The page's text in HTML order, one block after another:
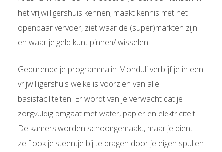
het vrijwilligershuis kennen, maakt kennis met het
openbaar vervoer, ziet waar de (super)markten zijn
en waar je geld kunt pinnen/ wisselen.
Gedurende je programma in Monduli verblijf je in een
vrijwilligershuis welke is voorzien van alle
basisfaciliteiten. Er wordt van je verwacht dat je
zorgvuldig omgaat met water, papier en elektriciteit.
De kamers worden schoongemaakt, maar je dient
zelf ook je steentje bij te dragen door je eigen spullen